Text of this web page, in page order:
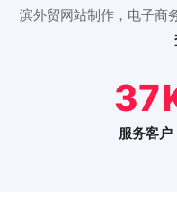
滨外贸网站制作，电子商
46
服务客户